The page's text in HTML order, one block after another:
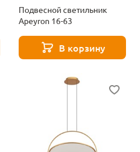
Подвесной светильник
Apeyron 16-63
В корзину